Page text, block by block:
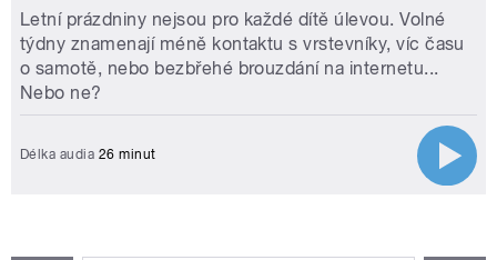
Letní prázdniny nejsou pro každé dítě úlevou. Volné
týdny znamenají méně kontaktu s vrstevníky, víc času
o samotě, nebo bezbřehé brouzdání na internetu...
Nebo ne?
Délka audia 26 minut